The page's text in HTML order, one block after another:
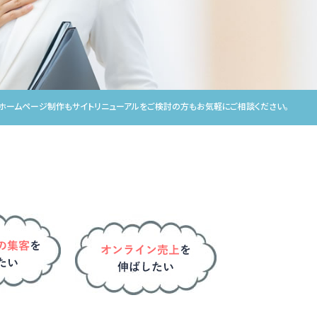
ームページ制作もサイトリニューアルをご検討の方もお気軽にご相談ください。